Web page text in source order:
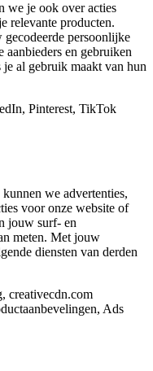
we je ook over acties
relevante producten.
persoonlijke
aanbieders en gebruiken
al gebruik maakt van hun
Pinterest, TikTok
we advertenties,
voor onze website of
jouw surf- en
meten. Met jouw
diensten van derden
creativecdn.com
Ads